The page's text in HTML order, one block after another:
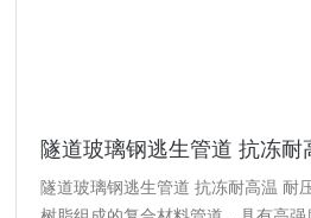
隧道玻璃钢逃生管道 抗冻耐
隧道玻璃钢逃生管道 抗冻耐高温 耐